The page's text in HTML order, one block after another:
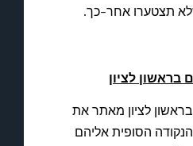
תצטערו אחר–כך.
בראשון לציון
לציון מאתר את
הסופית אליהם